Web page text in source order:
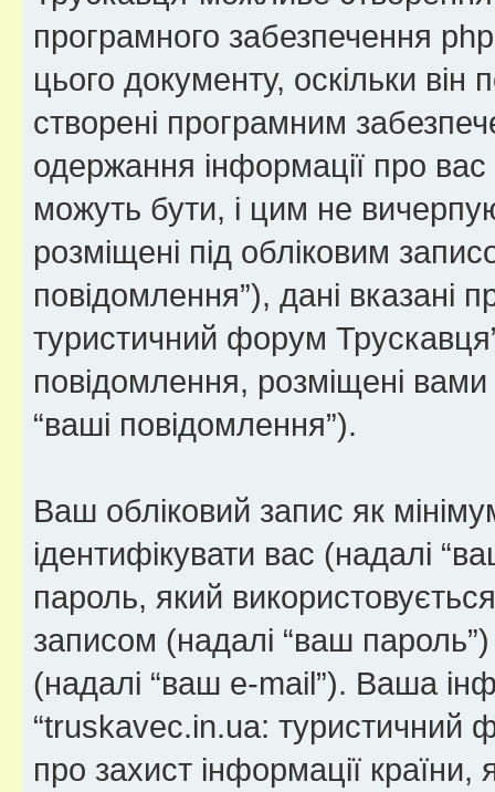
програмного забезпечення
цього документу, оскільки
створені програмним
одержання інформації про
можуть бути, і цим не
розміщені під обліковим
повідомлення”), дані вказані
туристичний форум
повідомлення, розміщені вами
“ваші повідомлення”).
Ваш обліковий запис як
ідентифікувати вас (надалі
пароль, який
записом (надалі “ваш
(надалі “ваш e-mail”). Ваша
“truskavec.in.ua: туристичний
про захист інформації